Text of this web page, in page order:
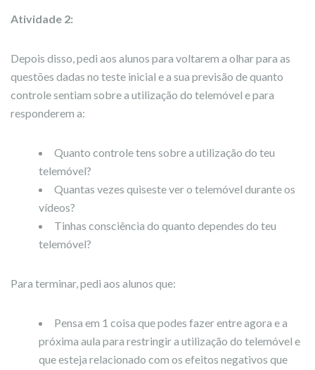
Atividade 2:
Depois disso, pedi aos alunos para voltarem a olhar para as
questões dadas no teste inicial e a sua previsão de quanto
controle sentiam sobre a utilização do telemóvel e para
responderem a:
Quanto controle tens sobre a utilização do teu
telemóvel?
Quantas vezes quiseste ver o telemóvel durante os
vídeos?
Tinhas consciência do quanto dependes do teu
telemóvel?
Para terminar, pedi aos alunos que:
Pensa em 1 coisa que podes fazer entre agora e a
próxima aula para restringir a utilização do telemóvel e
que esteja relacionado com os efeitos negativos que